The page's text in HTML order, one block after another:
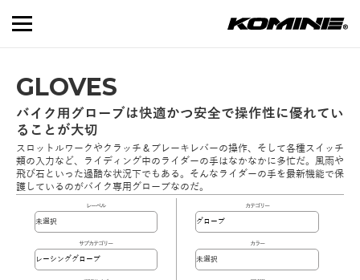
GLOVES
バイク用グローブは快適かつ安全で操作性に優れてい
ることが大切
スロットルワークやクラッチ＆ブレーキレバーの操作、そして各種スイッチ
類の入力など、ライディング中のライダーの手はなかなかに多忙だ。風雨や
飛び石といった過酷な状況下でもある。そんなライダーの手を最新機能で保
護しているのがバイク専用グローブなのだ。
レーベル カテゴリー
サブカテゴリー カラー